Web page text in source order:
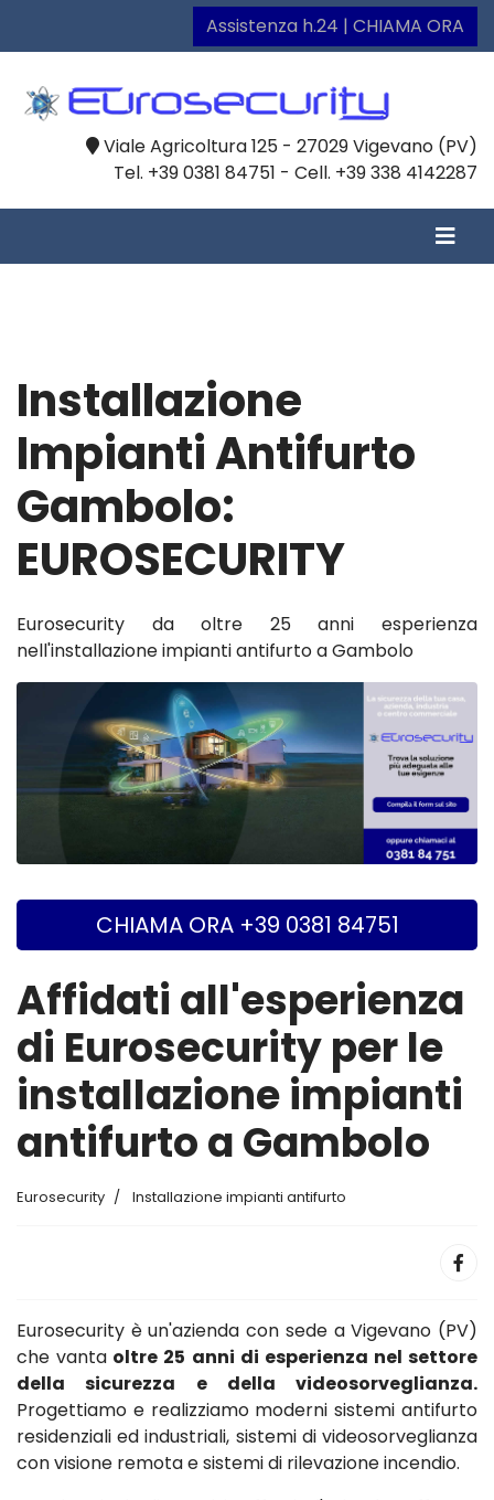
Assistenza h.24 | CHIAMA ORA
Viale Agricoltura 125 - 27029 Vigevano (PV)
Tel. +39 0381 84751 - Cell. +39 338 4142287
Installazione
Impianti Antifurto
Gambolo:
EUROSECURITY
Eurosecurity da oltre 25 anni esperienza
nell'installazione impianti antifurto a Gambolo
CHIAMA ORA +39 0381 84751
Affidati all'esperienza
di Eurosecurity per le
installazione impianti
antifurto a Gambolo
Eurosecurity Installazione impianti antifurto
Eurosecurity è un'azienda con sede a Vigevano (PV)
che vanta oltre 25 anni di esperienza nel settore
della sicurezza e della videosorveglianza.
Progettiamo e realizziamo moderni sistemi antifurto
residenziali ed industriali, sistemi di videosorveglianza
con visione remota e sistemi di rilevazione incendio.